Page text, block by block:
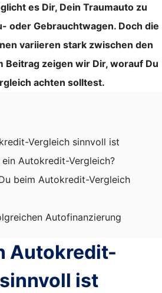
es Dir, Dein Traumauto zu
oder Gebrauchtwagen. Doch die
variieren stark zwischen den
Beitrag zeigen wir Dir, worauf Du
achten solltest.
Vergleich sinnvoll ist
Autokredit-Vergleich?
beim Autokredit-Vergleich
Autofinanzierung
Autokredit-
ist